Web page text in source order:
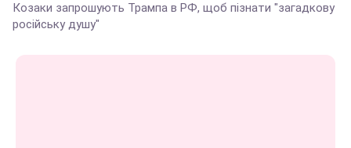
Козаки запрошують Трампа в РФ, щоб пізнати "загадкову
російську душу"